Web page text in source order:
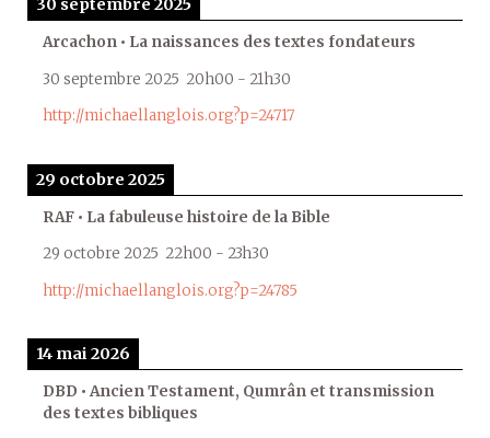
30 septembre 2025
Arcachon • La naissances des textes fondateurs
30 septembre 2025 20h00 - 21h30
http://michaellanglois.org?p=24717
29 octobre 2025
RAF • La fabuleuse histoire de la Bible
29 octobre 2025 22h00 - 23h30
http://michaellanglois.org?p=24785
14 mai 2026
DBD • Ancien Testament, Qumrân et transmission
des textes bibliques